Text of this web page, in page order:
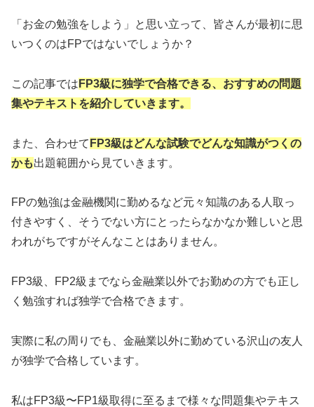
「お金の勉強をしよう」と思い立って、皆さんが最初に思
いつくのはFPではないでしょうか？
この記事では FP3級に独学で合格できる、おすすめの問題
集やテキストを紹介していきます。
また、合わせて FP3級はどんな試験でどんな知識がつくの
かも出題範囲から見ていきます。
FPの勉強は金融機関に勤めるなど元々知識のある人取っ
付きやすく、そうでない方にとったらなかなか難しいと思
われがちですがそんなことはありません。
FP3級、FP2級までなら金融業以外でお勤めの方でも正し
く勉強すれば独学で合格できます。
実際に私の周りでも、金融業以外に勤めている沢山の友人
が独学で合格しています。
私はFP3級〜FP1級取得に至るまで様々な問題集やテキス